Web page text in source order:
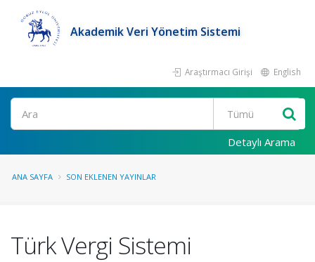
Akademik Veri Yönetim Sistemi
Araştırmacı Girişi English
Ara
Detaylı Arama
ANA SAYFA SON EKLENEN YAYINLAR
Türk Vergi Sistemi